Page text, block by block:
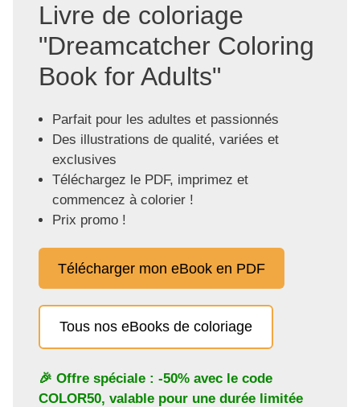
Livre de coloriage
"Dreamcatcher Coloring
Book for Adults"
Parfait pour les adultes et passionnés
Des illustrations de qualité, variées et
exclusives
Téléchargez le PDF, imprimez et
commencez à colorier !
Prix promo !
Télécharger mon eBook en PDF
Tous nos eBooks de coloriage
🎉 Offre spéciale : -50% avec le code
COLOR50, valable pour une durée limitée